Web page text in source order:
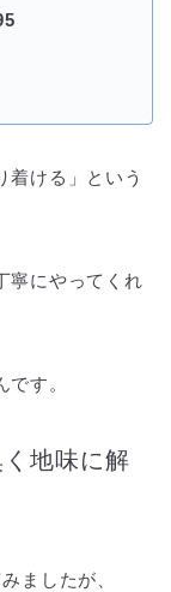
着ける」という
寧にやってくれ
す。
く地味に解
ましたが、